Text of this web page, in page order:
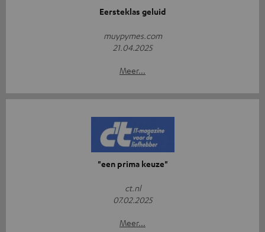
Eersteklas geluid
muypymes.com
21.04.2025
Meer...
"een prima keuze"
ct.nl
07.02.2025
Meer...